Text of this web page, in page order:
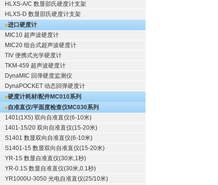
HLXS-A/C 数显邵氏硬度计支架
HLXS-D 数显邵氏硬度计支架
进口硬度计
MIC10 超声波硬度计
MIC20 组合式超声波硬度计
TIV 便携式光学硬度计
TKM-459 超声波硬度计
DynaMIC 回弹硬度监测仪
DynaPOCKET 动态回弹硬度计
硬度计耗材/配件MC010系列
自准直仪/平面度检查仪MC030系列
1401(1X5) 双向自准直仪(6-10米)
1401-15/20 双向自准直仪(15-20米)
S1401 数显双向自准直仪(6-10米)
S1401-15 数显双向自准直仪(15-20米)
YR-1S 数显自准直仪(30米,1秒)
YR-0.1S 数显自准直仪(30米,0.1秒)
YR1000U-3050 光电自准直仪(25/10米)